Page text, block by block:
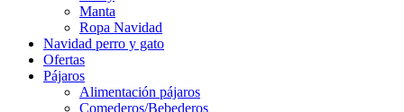
Manta
Ropa Navidad
Navidad perro y gato
Ofertas
Pájaros
Alimentación pájaros
Comederos/Bebederos